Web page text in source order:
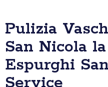
Pulizia
San Nicola
Espurghi